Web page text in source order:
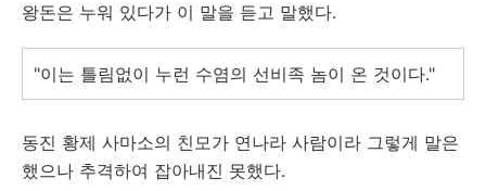
왕돈은 누워 있다가 이 말을 듣고 말했다.
"이는 틀림없이 누런 수염의 선비족 놈이 온 것이다."
동진 황제 사마소의 친모가 연나라 사람이라 그렇게 말은
했으나 추격하여 잡아내진 못했다.